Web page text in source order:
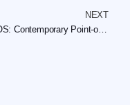
NEXT
IVEPOS: Contemporary Point-of-Sale Options for Eateries and Retail